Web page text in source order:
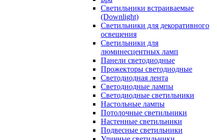
Светильники встраиваемые
(Downlight)
Светильники для декоративного
освещения
Светильники для
люминесцентных ламп
Панели светодиодные
Прожекторы светодиодные
Светодиодная лента
Светодиодные лампы
Светодиодные светильники
Настольные лампы
Потолочные светильники
Настенные светильники
Подвесные светильники